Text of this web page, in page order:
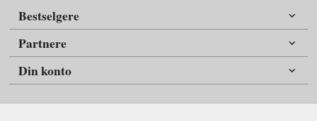
Bestselgere
Partnere
Din konto